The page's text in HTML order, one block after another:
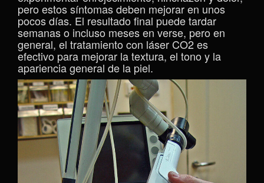
pero estos síntomas deben mejorar en unos
pocos días. El resultado final puede tardar
semanas o incluso meses en verse, pero en
general, el tratamiento con láser CO2 es
efectivo para mejorar la textura, el tono y la
apariencia general de la piel.